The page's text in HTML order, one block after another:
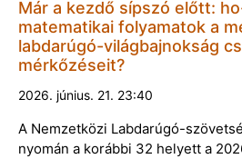
Már a kezdő sípszó előtt:
matematikai folyamatok a
labdarúgó-világbajnokság
mérkőzéseit?
2026. június. 21. 23:40
A Nemzetközi Labdarúgó-
nyomán a korábbi 32 helyett a